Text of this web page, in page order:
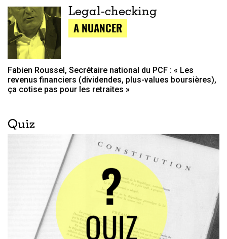
Legal-checking
A NUANCER
Fabien Roussel, Secrétaire national du PCF : « Les
revenus financiers (dividendes, plus-values boursières),
ça cotise pas pour les retraites »
Quiz